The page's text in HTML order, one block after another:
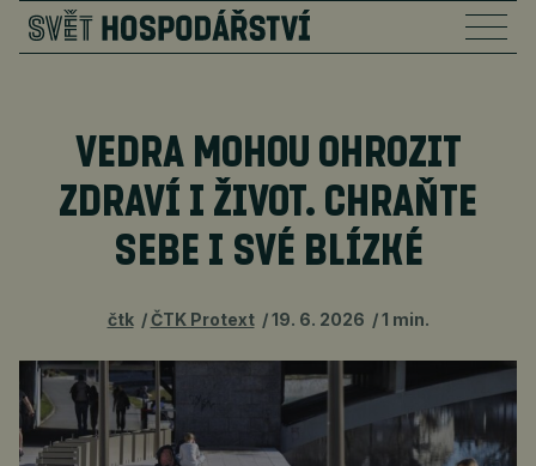
VEDRA MOHOU OHROZIT
ZDRAVÍ I ŽIVOT. CHRAŇTE
SEBE I SVÉ BLÍZKÉ
čtk ČTK Protext 19. 6. 2026 1 min.